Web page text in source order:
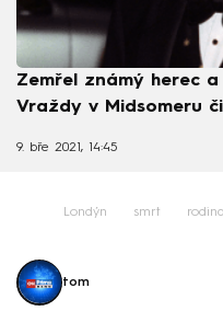
Zemřel známý herec
Vraždy v Midsomeru
9. bře 2021, 14:45
Londýn smrt rodina
tom